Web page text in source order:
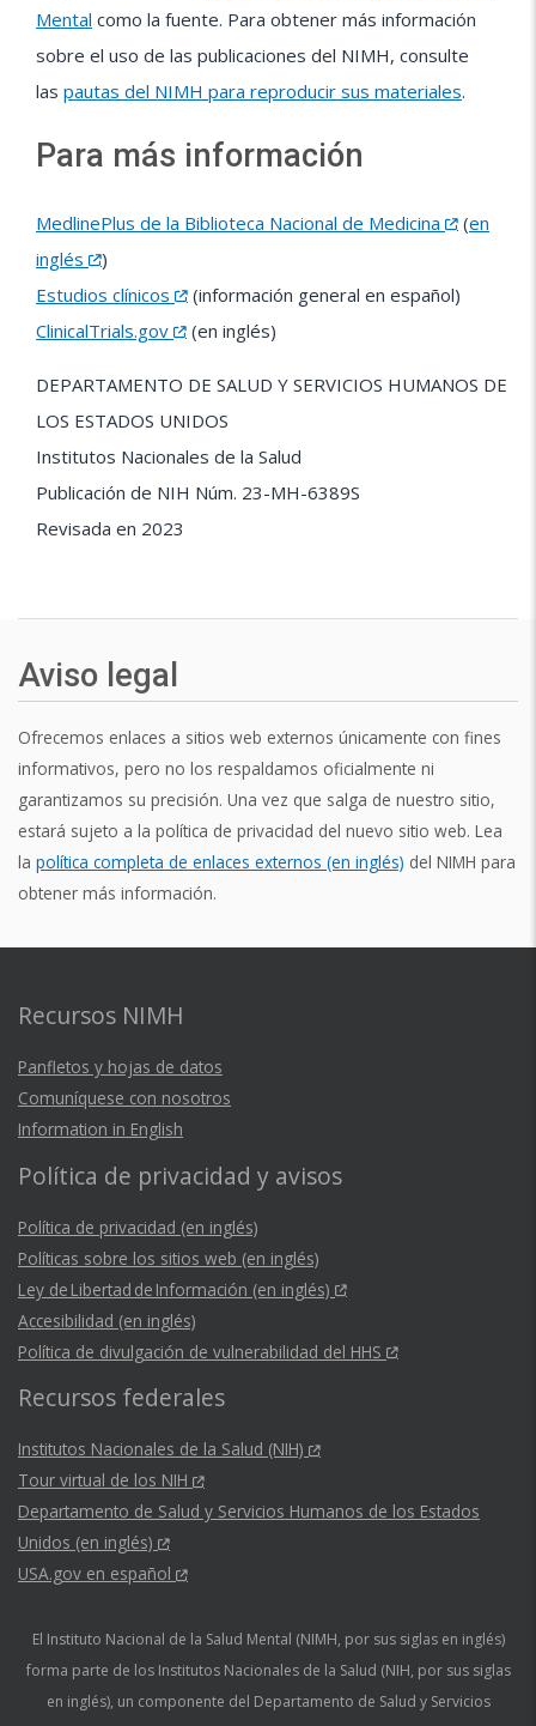
Mental como la fuente. Para obtener más información
sobre el uso de las publicaciones del NIMH, consulte
las pautas del NIMH para reproducir sus materiales.
Para más información
MedlinePlus de la Biblioteca Nacional de Medicina (en
inglés
)
Estudios clínicos
(información general en español)
ClinicalTrials.gov
(en inglés)
DEPARTAMENTO DE SALUD Y SERVICIOS HUMANOS DE
LOS ESTADOS UNIDOS
Institutos Nacionales de la Salud
Publicación de NIH Núm. 23-MH-6389S
Revisada en 2023
Aviso legal
Ofrecemos enlaces a sitios web externos únicamente con fines
informativos, pero no los respaldamos oficialmente ni
garantizamos su precisión. Una vez que salga de nuestro sitio,
estará sujeto a la política de privacidad del nuevo sitio web. Lea
la política completa de enlaces externos (en inglés) del NIMH para
obtener más información.
Recursos NIMH
Panfletos y hojas de datos
Comuníquese con nosotros
Information in English
Política de privacidad y avisos
Política de privacidad (en inglés)
Políticas sobre los sitios web (en inglés)
Ley de Libertad de Información (en inglés)
Accesibilidad (en inglés)
Política de divulgación de vulnerabilidad del HHS
Recursos federales
Institutos Nacionales de la Salud (NIH)
Tour virtual de los NIH
Departamento de Salud y Servicios Humanos de los Estados
Unidos (en inglés)
USA.gov en español
El Instituto Nacional de la Salud Mental (NIMH, por sus siglas en inglés)
forma parte de los Institutos Nacionales de la Salud (NIH, por sus siglas
en inglés), un componente del Departamento de Salud y Servicios